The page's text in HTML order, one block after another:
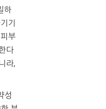
하
기
부
다
라,
성